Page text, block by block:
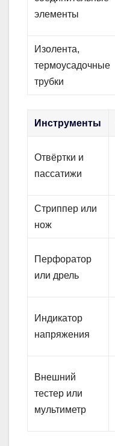
элементы
Изолента,
термоусадочные
трубки
Инструменты
Отвёртки и
пассатижи
Стриппер или
нож
Перфоратор
или дрель
Индикатор
напряжения
Внешний
тестер или
мультиметр